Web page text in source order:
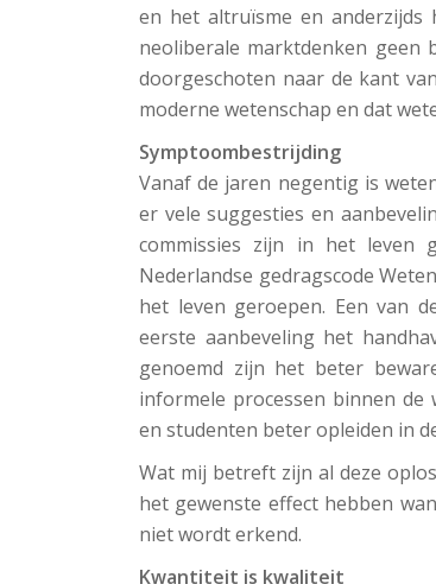
en het altruïsme en
neoliberale marktdenken geen
doorgeschoten naar de kant
moderne wetenschap en dat
Symptoombestrijding
Vanaf de jaren negentig is
er vele suggesties en
commissies zijn in het leven
Nederlandse gedragscode
het leven geroepen. Een van
eerste aanbeveling het
genoemd zijn het beter
informele processen binnen de
en studenten beter opleiden in
Wat mij betreft zijn al deze
het gewenste effect hebben
niet wordt erkend.
Kwantiteit is kwaliteit